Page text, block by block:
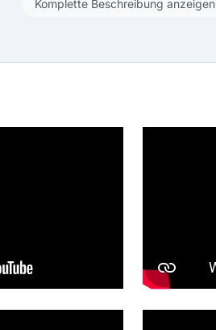
Komplette Beschreibung anzeigen